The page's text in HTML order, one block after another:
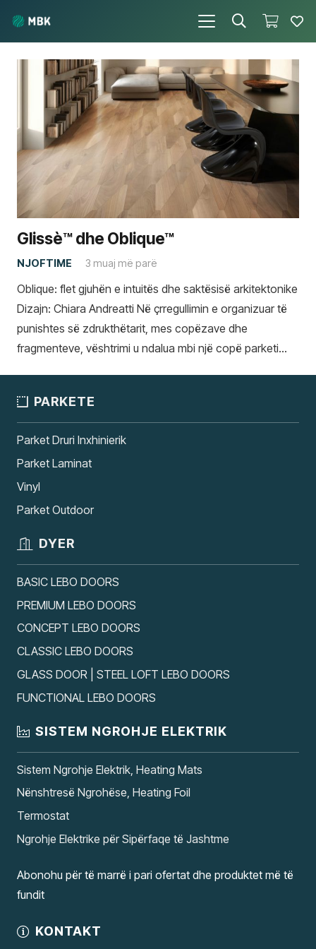
Glissè™ dhe Oblique™
NJOFTIME 3 muaj më parë
Oblique: flet gjuhën e intuitës dhe saktësisë arkitektonike
Dizajn: Chiara Andreatti Në çrregullimin e organizuar të
punishtes së zdrukthëtarit, mes copëzave dhe
fragmenteve, vështrimi u ndalua mbi një copë parketi…
PARKETE
Parket Druri Inxhinierik
Parket Laminat
Vinyl
Parket Outdoor
DYER
BASIC LEBO DOORS
PREMIUM LEBO DOORS
CONCEPT LEBO DOORS
CLASSIC LEBO DOORS
GLASS DOOR | STEEL LOFT LEBO DOORS
FUNCTIONAL LEBO DOORS
SISTEM NGROHJE ELEKTRIK
Sistem Ngrohje Elektrik, Heating Mats
Nënshtresë Ngrohëse, Heating Foil
Termostat
Ngrohje Elektrike për Sipërfaqe të Jashtme
Abonohu për të marrë i pari ofertat dhe produktet më të
fundit
KONTAKT